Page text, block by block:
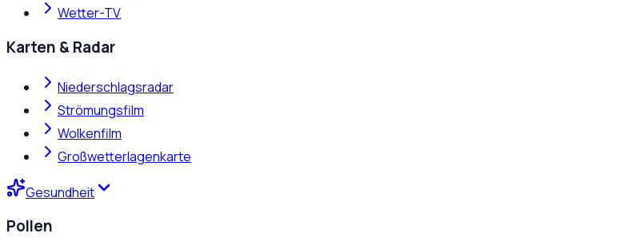
Wetter-TV
Karten & Radar
Niederschlagsradar
Strömungsfilm
Wolkenfilm
Großwetterlagenkarte
Gesundheit
Pollen